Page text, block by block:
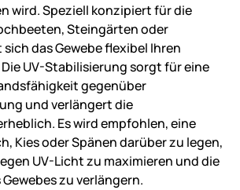
wird. Speziell konzipiert für die
Steingärten oder
das Gewebe flexibel Ihren
UV-Stabilisierung sorgt für eine
gegenüber
und verlängert die
Es wird empfohlen, eine
Kies oder Spänen darüber zu legen,
UV-Licht zu maximieren und die
zu verlängern.